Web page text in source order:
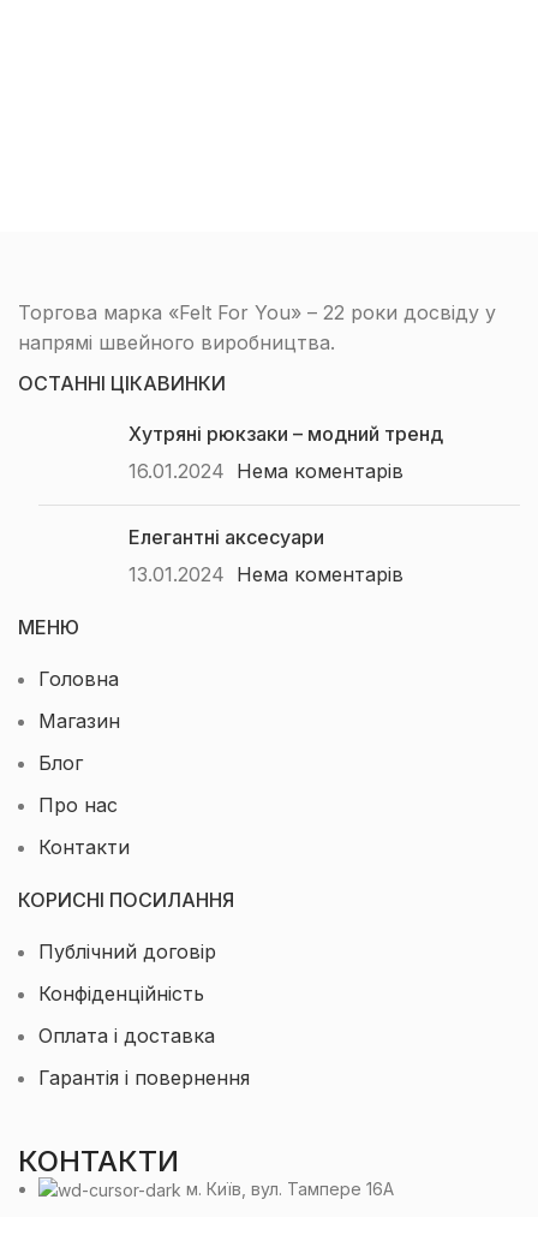
Торгова марка «Felt For You» – 22 роки досвіду у
напрямі швейного виробництва.
ОСТАННІ ЦІКАВИНКИ
Хутряні рюкзаки – модний тренд
16.01.2024 Нема коментарів
Елегантні аксесуари
13.01.2024 Нема коментарів
МЕНЮ
Головна
Магазин
Блог
Про нас
Контакти
КОРИСНІ ПОСИЛАННЯ
Публічний договір
Конфіденційність
Оплата і доставка
Гарантія і повернення
КОНТАКТИ
м. Київ, вул. Тампере 16А